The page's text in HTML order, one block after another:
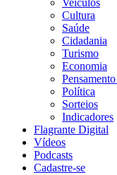
Veículos
Cultura
Saúde
Cidadania
Turismo
Economia
Política
Sorteios
Indicadores
Flagrante Digital
Vídeos
Podcasts
Cadastre-se